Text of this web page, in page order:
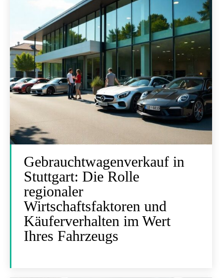
Gebrauchtwagenverkauf in
Stuttgart: Die Rolle
regionaler
Wirtschaftsfaktoren und
Käuferverhalten im Wert
Ihres Fahrzeugs